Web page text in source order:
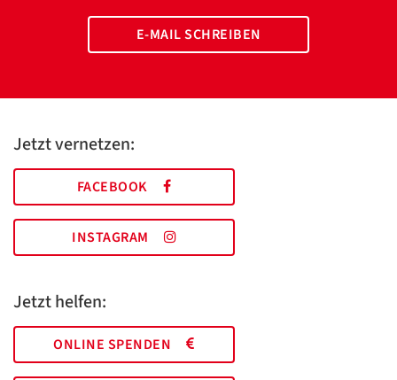
E-MAIL SCHREIBEN
Jetzt vernetzen:
FACEBOOK
INSTAGRAM
Jetzt helfen:
ONLINE SPENDEN